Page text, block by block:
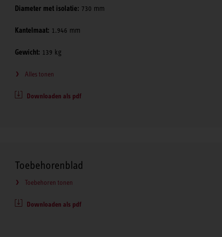
Diameter met isolatie: 730 mm
Kantelmaat: 1.946 mm
Gewicht: 139 kg
Alles tonen
Downloaden als pdf
Toebehorenblad
Toebehoren tonen
Downloaden als pdf